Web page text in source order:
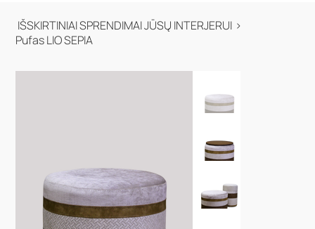
IŠSKIRTINIAI SPRENDIMAI JŪSŲ INTERJERUI >
Pufas LIO SEPIA